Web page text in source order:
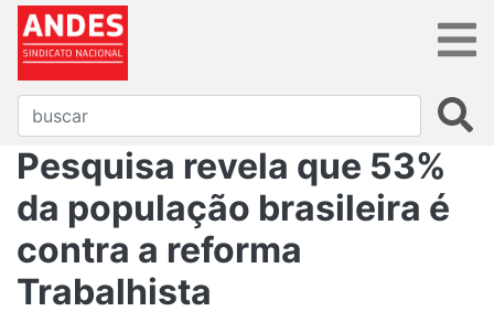
Pesquisa revela que 53%
da população brasileira é
contra a reforma
Trabalhista